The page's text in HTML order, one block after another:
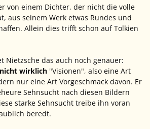
von einem Dichter, der nicht die volle
aus seinem Werk etwas Rundes und
Allein dies trifft schon auf Tolkien
Nietzsche das auch noch genauer:
nicht wirklich "Visionen", also eine Art
nur eine Art Vorgeschmack davon. Er
Sehnsucht nach diesen Bildern
starke Sehnsucht treibe ihn voran
beredt.